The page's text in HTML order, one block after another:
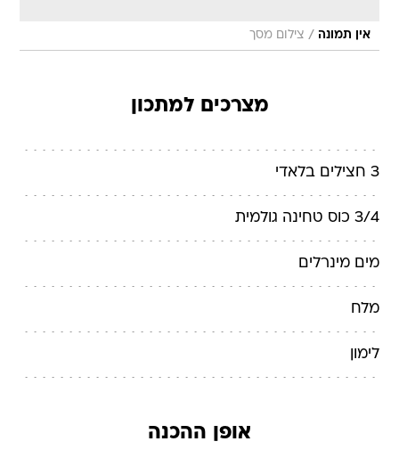
אין תמונה / צילום מסך
מצרכים למתכון
3 חצילים בלאדי
3/4 כוס טחינה גולמית
מים מינרלים
מלח
לימון
אופן ההכנה